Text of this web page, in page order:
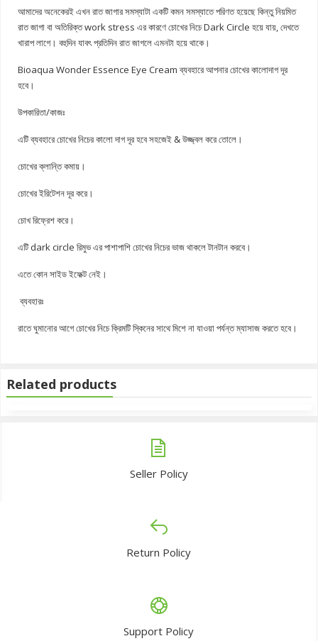
আমাদের অনেকেরই এখন রাত জাগার সমস্যাটা একটি কমন সমস্যাতে পরিণত হয়েছে কিন্তু নিয়মিত
রাত জাগা বা অতিরিক্ত work stress এর কারণে চোখের নিচে Dark Circle হয়ে যায়, দেখতে
খারাপ লাগে। বহুদিন যাবৎ প্রতিদিন রাত জাগলে এমনটা হয়ে থাকে।
Bioaqua Wonder Essence Eye Cream ব্যবহারে আপনার চোখের কালোদাগ দূর
হবে।
উপকারিতা/কাজঃ
এটি ব্যবহারে চোখের নিচের কালো দাগ দূর হবে সহজেই & উজ্জ্বল করে তোলে।
চোখের ক্লান্তি কমায়।
চোখের ইরিটেশন দূর করে।
চোখ রিফ্রেশ করে।
এটি dark circle রিমুভ এর পাশাপাশি চোখের নিচের ভাজ থাকলে টানটান করবে।
এতে কোন সাইড ইফেক্ট নেই।
ব্যবহারঃ
রাতে ঘুমানোর আগে চোখের নিচে ক্রিমটি স্কিনের সাথে মিশে না যাওয়া পর্যন্ত ম্যাসাজ করতে হবে।
Related products
Seller Policy
Return Policy
Support Policy